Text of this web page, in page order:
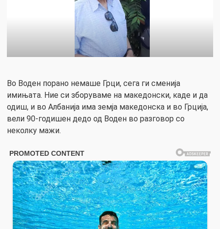
Во Воден порано немаше Грци, сега ги сменија
имињата. Ние си зборуваме на македонски, каде и да
одиш, и во Албанија има земја македонска и во Грција,
вели 90-годишен дедо од Воден во разговор со
неколку мажи.